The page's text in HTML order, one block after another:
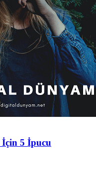
İçin 5 İpucu